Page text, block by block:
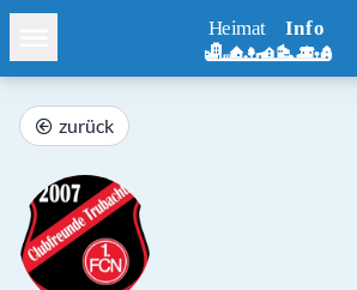
zurück